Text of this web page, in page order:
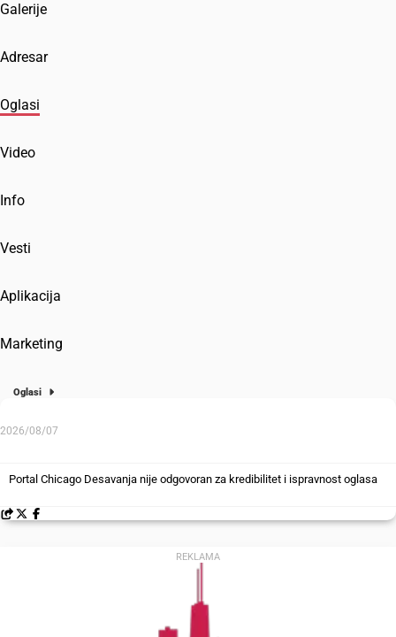
Galerije
Adresar
Oglasi
Video
Info
Vesti
Aplikacija
Marketing
Oglasi
Portal Chicago Desavanja nije odgovoran za kredibilitet i ispravnost oglasa
2026/08/07
REKLAMA